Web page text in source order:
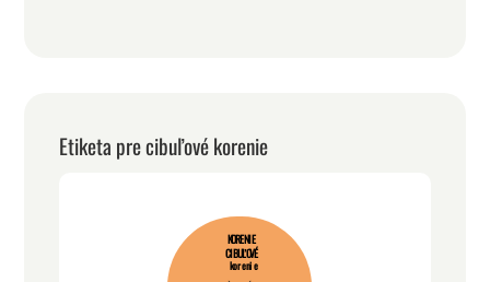
Etiketa pre cibuľové korenie
KORENIE
CIBUĽOVÉ
korenie